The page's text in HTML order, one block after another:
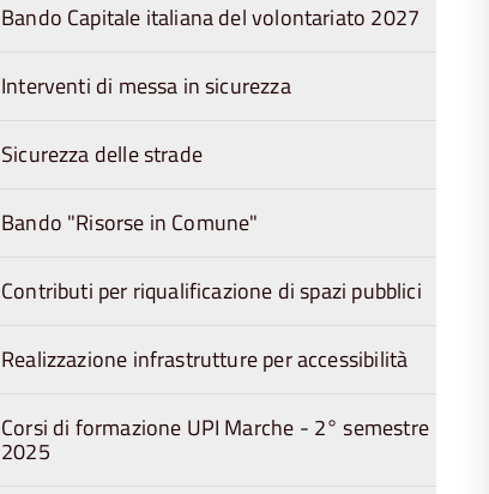
Bando Capitale italiana del volontariato 2027
Interventi di messa in sicurezza
Sicurezza delle strade
Bando "Risorse in Comune"
Contributi per riqualificazione di spazi pubblici
Realizzazione infrastrutture per accessibilità
Corsi di formazione UPI Marche - 2° semestre
2025